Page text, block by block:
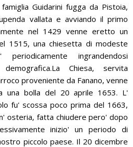
Guidarini fugga da Pistoia,
vallata e avviando il primo
nel 1429 venne eretto un
1515, una chiesetta di modeste
ingrandendosi
Chiesa, servita
proveniente da Fanano, venne
una bolla del 20 aprile 1653. L'
fu' scossa poco prima del 1663,
osteria, fatta chiudere pero' dopo
inizio' un periodo di
piccolo paese. Il 20 dicembre